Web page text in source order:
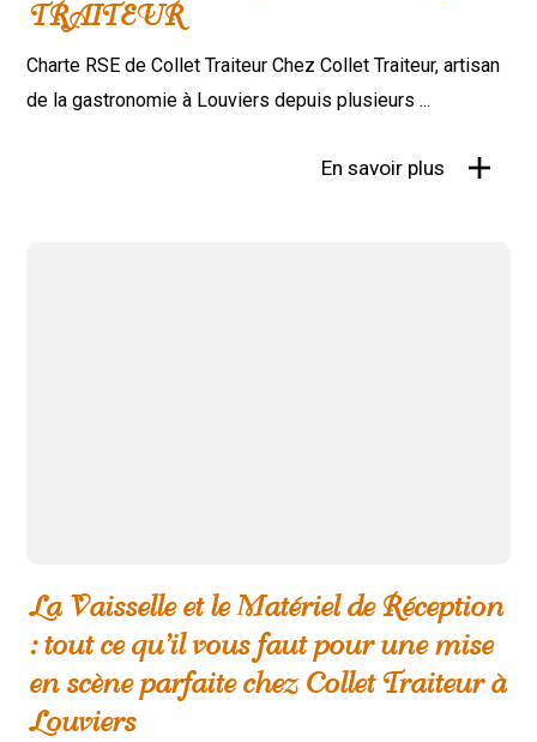
TRAITEUR
Charte RSE de Collet Traiteur Chez Collet Traiteur, artisan
de la gastronomie à Louviers depuis plusieurs ...
En savoir plus
La Vaisselle et le Matériel de Réception
: tout ce qu’il vous faut pour une mise
en scène parfaite chez Collet Traiteur à
Louviers